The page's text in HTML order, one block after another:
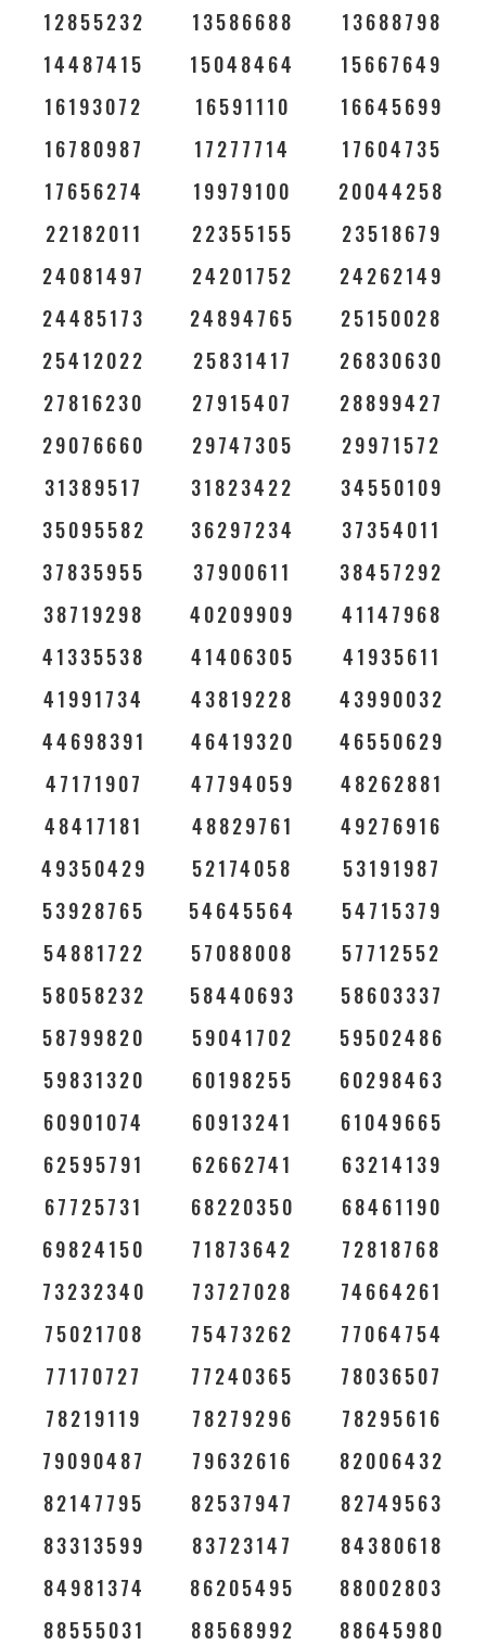
12855232 13586688
13688798
14487415
15048464
15667649
16193072
16591110
16645699
16780987
17277714
17604735
17656274
19979100
20044258
22182011
22355155
23518679
24081497
24201752
24262149
24485173
24894765
25150028
25412022
25831417
26830630
27816230
27915407
28899427
29076660
29747305
29971572
31389517
31823422
34550109
35095582
36297234
37354011
37835955
37900611
38457292
38719298
40209909
41147968
41335538
41406305
41935611
41991734
43819228
43990032
44698391
46419320
46550629
47171907
47794059
48262881
48417181
48829761
49276916
49350429
52174058
53191987
53928765
54645564
54715379
54881722
57088008
57712552
58058232
58440693
58603337
58799820
59041702
59502486
59831320
60198255
60298463
60901074
60913241
61049665
62595791
62662741
63214139
67725731
68220350
68461190
69824150
71873642
72818768
73232340
73727028
74664261
75021708
75473262
77064754
77170727
77240365
78036507
78219119
78279296
78295616
79090487
79632616
82006432
82147795
82537947
82749563
83313599
83723147
84380618
84981374
86205495
88002803
88555031
88568992
88645980